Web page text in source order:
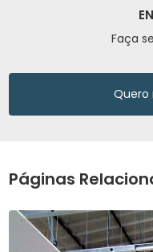
Faça
Páginas